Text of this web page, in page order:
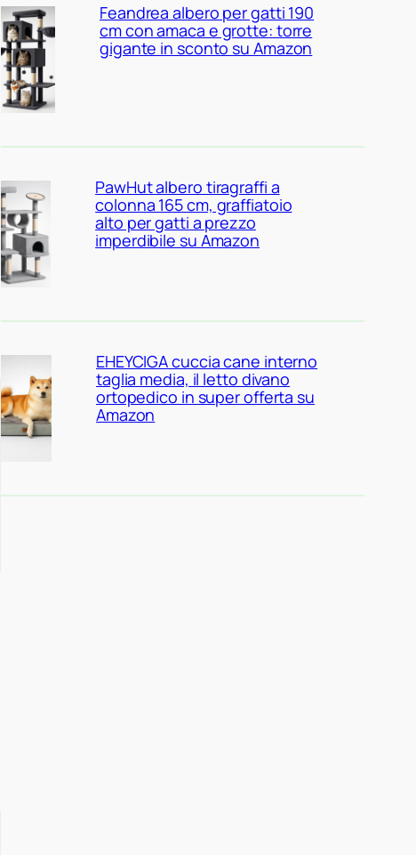
Feandrea albero per gatti 190
cm con amaca e grotte: torre
gigante in sconto su Amazon
PawHut albero tiragraffi a
colonna 165 cm, graffiatoio
alto per gatti a prezzo
imperdibile su Amazon
EHEYCIGA cuccia cane interno
taglia media, il letto divano
ortopedico in super offerta su
Amazon